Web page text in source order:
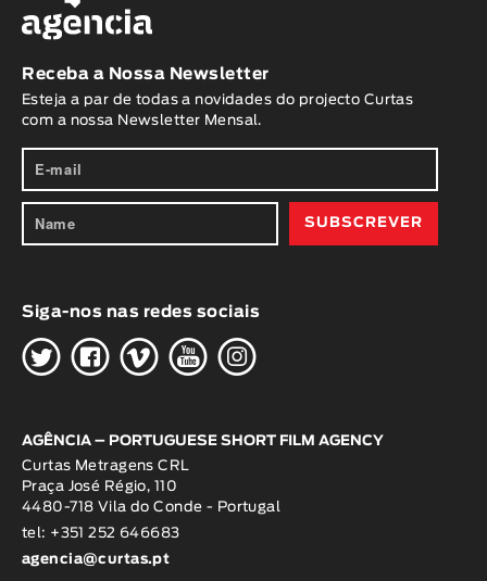
Receba a Nossa Newsletter
Esteja a par de todas a novidades do projecto Curtas
com a nossa Newsletter Mensal.
Siga-nos nas redes sociais
HGWOK
AGÊNCIA – PORTUGUESE SHORT FILM AGENCY
Curtas Metragens CRL
Praça José Régio, 110
4480-718 Vila do Conde - Portugal
tel: +351 252 646683
agencia@curtas.pt